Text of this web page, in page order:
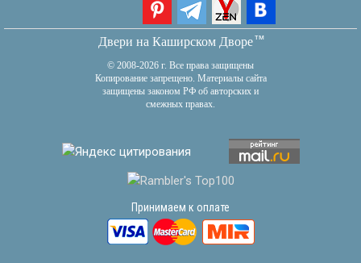
Двери на Каширском Дворетм
© 2008-2026 г. Все права защищены
Копирование запрещено. Материалы сайта
защищены законом РФ об авторских и
смежных правах.
Принимаем к оплате